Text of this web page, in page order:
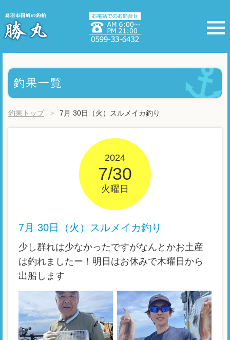
釣果一覧
釣果トップ 7月 30日（火）スルメイカ釣り
2024
7/30
火曜日
7月 30日（火）スルメイカ釣り
少し群れは少なかったですがなんとかお土産
は釣れましたー！明日はお休みで木曜日から
出船します